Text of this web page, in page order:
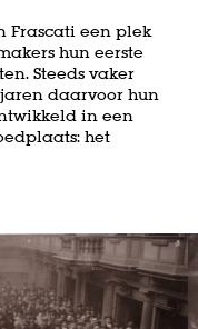
Frascati een plek
hun eerste
Steeds vaker
daarvoor hun
in een
het